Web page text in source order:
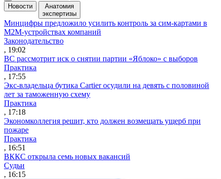
Новости
Анатомия
экспертизы
Минцифры предложило усилить контроль за сим-картами в
M2M-устройствах компаний
Законодательство
, 19:02
ВС рассмотрит иск о снятии партии «Яблоко» с выборов
Практика
, 17:55
Экс-владельца бутика Cartier осудили на девять с половиной
лет за таможенную схему
Практика
, 17:18
Экономколлегия решит, кто должен возмещать ущерб при
пожаре
Практика
, 16:51
ВККС открыла семь новых вакансий
Судьи
, 16:15